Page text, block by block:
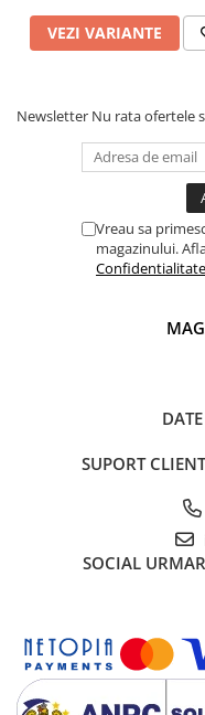
VEZI VARIANTE
Newsletter Nu rata ofertele
Vreau sa
magazinului.
Confidentialitate
SUPORT
SOCIAL